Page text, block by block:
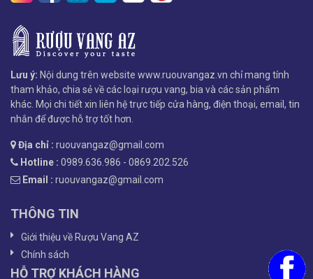
Lưu ý: Nội dung trên website www.ruouvangaz.vn chỉ mang tính
tham khảo, chia sẻ về các loại rượu vang, bia và các sản phẩm
khác. Mọi chi tiết xin liên hệ trực tiếp cửa hàng, điện thoại, email, tin
nhắn để được hỗ trợ tốt hơn.
Địa chỉ : ruouvangaz@gmail.com
Hotline : 0989.636.986 - 0869.202.526
Email : ruouvangaz@gmail.com
THÔNG TIN
Giới thiệu về Rượu Vang AZ
Chính sách
HỖ TRỢ KHÁCH HÀNG